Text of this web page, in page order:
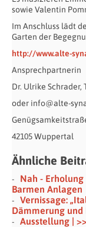
sowie Valentin
Im Anschluss lädt
Garten der
http://www.alte-
Ansprechpartnerin
Dr. Ulrike Schrader,
oder info@alte-
42105 Wuppertal
Ähnliche
Nah -
Barmen Anlagen
Vernissage:
Dämmerung und
Ausstellung |